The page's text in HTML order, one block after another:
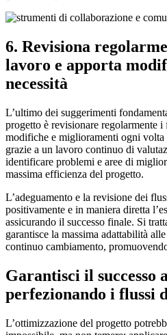
6. Revisiona
lavoro e apporta
necessità
L’ultimo dei suggerimenti
progetto è revisionare regolarmente
modifiche e miglioramenti ogni volta
grazie a un lavoro continuo di
identificare problemi e aree di
massima efficienza del progetto.
L’adeguamento e la revisione dei
positivamente e in maniera diretta
assicurando il successo finale. Si
garantisce la massima adattabilità
continuo cambiamento,
Garantisci il successo
perfezionando i flussi
L’ottimizzazione del progetto